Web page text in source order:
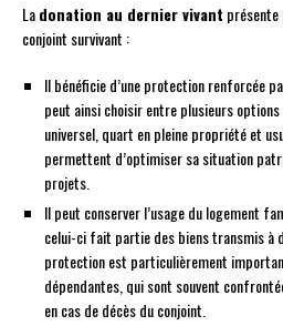
Ladonation au dernier vivant présente
conjoint survivant :
Il bénéficie d’une protection renforcée
peut ainsi choisir entre plusieurs
universel, quart en pleine propriété et
permettent d’optimiser sa situation
projets.
Il peut conserver l’usage du logement
celui-ci fait partie des biens transmis à
protection est particulièrement
dépendantes, qui sont souvent
en cas de décès du conjoint.